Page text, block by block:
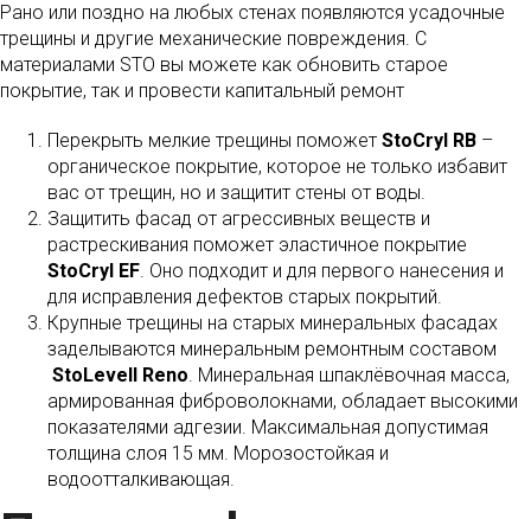
Рано или поздно на любых стенах появляются усадочные
трещины и другие механические повреждения. С
материалами STO вы можете как обновить старое
покрытие, так и провести капитальный ремонт
Перекрыть мелкие трещины поможет StoCryl RB –
органическое покрытие, которое не только избавит
вас от трещин, но и защитит стены от воды.
Защитить фасад от агрессивных веществ и
растрескивания поможет эластичное покрытие
StoCryl EF. Оно подходит и для первого нанесения и
для исправления дефектов старых покрытий.
Крупные трещины на старых минеральных фасадах
заделываются минеральным ремонтным составом
StoLevell Reno. Минеральная шпаклёвочная масса,
армированная фиброволокнами, обладает высокими
показателями адгезии. Максимальная допустимая
толщина слоя 15 мм. Морозостойкая и
водоотталкивающая.